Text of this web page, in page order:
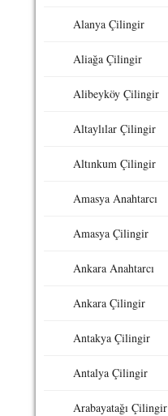
Alanya Çilingir
Aliağa Çilingir
Alibeyköy Çilingir
Altaylılar Çilingir
Altınkum Çilingir
Amasya Anahtarcı
Amasya Çilingir
Ankara Anahtarcı
Ankara Çilingir
Antakya Çilingir
Antalya Çilingir
Arabayatağı Çilingir